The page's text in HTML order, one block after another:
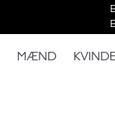
MÆND